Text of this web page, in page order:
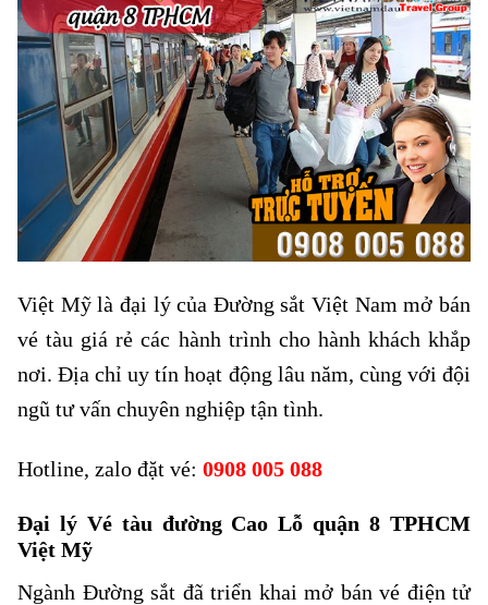
Việt Mỹ là đại lý của Đường sắt Việt Nam mở bán
vé tàu giá rẻ các hành trình cho hành khách khắp
nơi. Địa chỉ uy tín hoạt động lâu năm, cùng với đội
ngũ tư vấn chuyên nghiệp tận tình.
Hotline, zalo đặt vé: 0908 005 088
Đại lý Vé tàu đường Cao Lỗ quận 8 TPHCM
Việt Mỹ
Ngành Đường sắt đã triển khai mở bán vé điện tử